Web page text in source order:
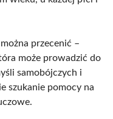
przecenić –
może prowadzić do
samobójczych i
szukanie pomocy na